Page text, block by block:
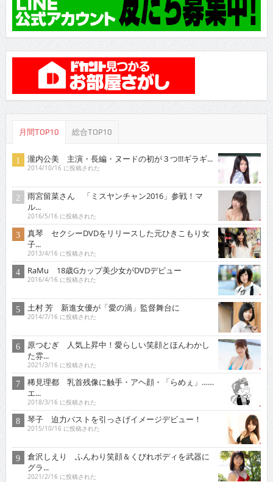
月間TOP10 総合TOP10
瀧内公美 主演・長編・ヌードの初が３つ!!!ギラギ...
2014/10/16 に投稿された
雨宮留菜さん 「ミスヤンチャン2016」参戦！マ
ル...
2016/5/16 に投稿された
真琴 セクシーDVDをリリースした元ひきこもり女
子...
2013/4/16 に投稿された
RaMu 18歳Gカップ美少女がDVDデビュー
2016/4/16 に投稿された
土村 芳 新進女優が「愛の渦」監督舞台に
2014/7/16 に投稿された
原つむぎ 人気上昇中！愛らしい笑顔とほんわかし
た雰...
2021/3/16 に投稿された
稀見理都 乳首残像に触手・アヘ顔・「らめぇ」……
エ...
2018/3/16 に投稿された
琴子 迫力バストを引っさげイメージデビュー！
2015/10/16 に投稿された
倉沢しえり ふんわり笑顔＆くびれボディを武器に
グラ...
2021/2/16 に投稿された